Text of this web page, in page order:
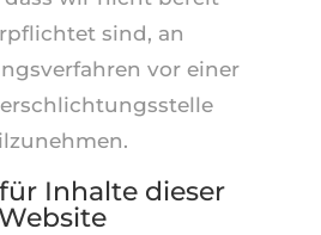
sind, an
vor einer
Inhalte dieser
Website